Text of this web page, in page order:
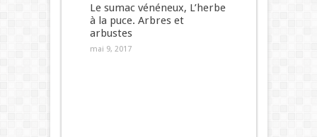
Le sumac vénéneux, L’herbe
à la puce. Arbres et
arbustes
mai 9, 2017